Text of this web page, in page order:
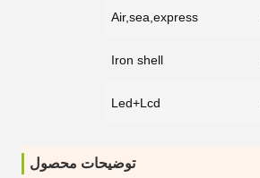
Air,sea,express
Iron shell
Led+Lcd
توضیحات محصول